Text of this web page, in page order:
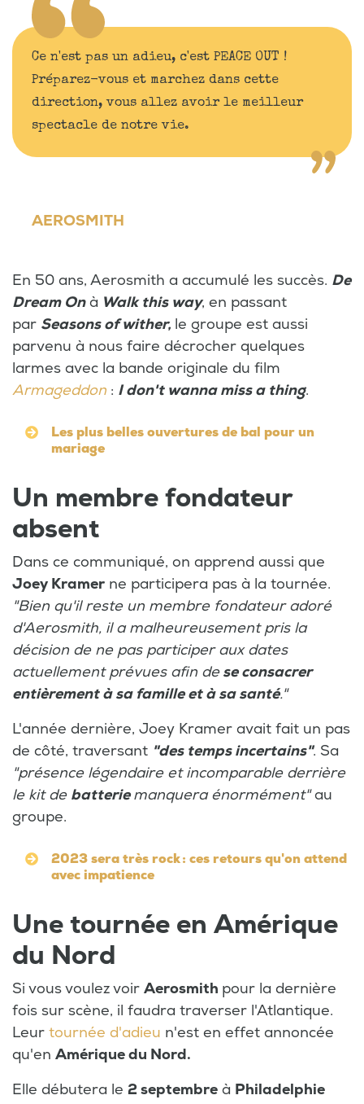
Ce n'est pas un adieu, c'est PEACE OUT !
Préparez-vous et marchez dans cette
direction, vous allez avoir le meilleur
spectacle de notre vie.
AEROSMITH
En 50 ans, Aerosmith a accumulé les succès. De
Dream Onà Walk this way, en passant
par Seasons ofwither, le groupe est aussi
parvenu à nous faire décrocher quelques
larmes avec la bande originale du film
Armageddon : I don't wanna miss a thing.
Les plus belles ouvertures de bal pour un
mariage
Un membre fondateur
absent
Dans ce communiqué, on apprend aussi que
Joey Kramer ne participera pas à la tournée.
"Bien qu'il reste un membre fondateur adoré
d'Aerosmith, il a malheureusement pris la
décision de ne pas participer aux dates
actuellement prévues afin dese consacrer
entièrement à sa famille et à sa santé."
L'année dernière, Joey Kramer avait fait un pas
de côté, traversant "des temps incertains". Sa
"présence légendaire et incomparable derrière
le kit de batteriemanquera énormément"au
groupe.
2023 sera très rock : ces retours qu'on attend
avec impatience
Une tournée en Amérique
du Nord
Si vous voulez voir Aerosmith pour la dernière
fois sur scène, il faudra traverser l'Atlantique.
Leur tournée d'adieu n'est en effet annoncée
qu'en Amérique du Nord.
Elle débutera le 2 septembre à Philadelphie